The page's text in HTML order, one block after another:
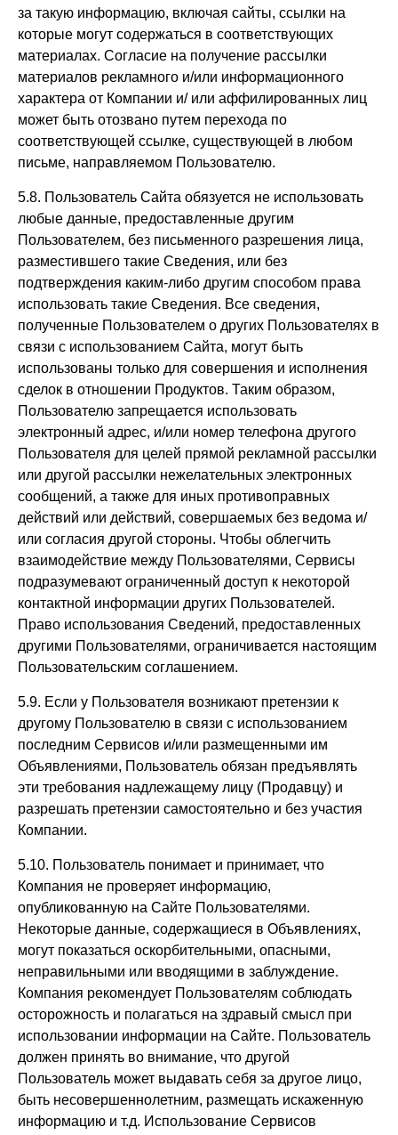
за такую информацию, включая сайты, ссылки на
которые могут содержаться в соответствующих
материалах. Согласие на получение рассылки
материалов рекламного и/или информационного
характера от Компании и/ или аффилированных лиц
может быть отозвано путем перехода по
соответствующей ссылке, существующей в любом
письме, направляемом Пользователю.
5.8. Пользователь Сайта обязуется не использовать
любые данные, предоставленные другим
Пользователем, без письменного разрешения лица,
разместившего такие Сведения, или без
подтверждения каким-либо другим способом права
использовать такие Сведения. Все сведения,
полученные Пользователем о других Пользователях в
связи с использованием Сайта, могут быть
использованы только для совершения и исполнения
сделок в отношении Продуктов. Таким образом,
Пользователю запрещается использовать
электронный адрес, и/или номер телефона другого
Пользователя для целей прямой рекламной рассылки
или другой рассылки нежелательных электронных
сообщений, а также для иных противоправных
действий или действий, совершаемых без ведома и/
или согласия другой стороны. Чтобы облегчить
взаимодействие между Пользователями, Сервисы
подразумевают ограниченный доступ к некоторой
контактной информации других Пользователей.
Право использования Сведений, предоставленных
другими Пользователями, ограничивается настоящим
Пользовательским соглашением.
5.9. Если у Пользователя возникают претензии к
другому Пользователю в связи с использованием
последним Сервисов и/или размещенными им
Объявлениями, Пользователь обязан предъявлять
эти требования надлежащему лицу (Продавцу) и
разрешать претензии самостоятельно и без участия
Компании.
5.10. Пользователь понимает и принимает, что
Компания не проверяет информацию,
опубликованную на Сайте Пользователями.
Некоторые данные, содержащиеся в Объявлениях,
могут показаться оскорбительными, опасными,
неправильными или вводящими в заблуждение.
Компания рекомендует Пользователям соблюдать
осторожность и полагаться на здравый смысл при
использовании информации на Сайте. Пользователь
должен принять во внимание, что другой
Пользователь может выдавать себя за другое лицо,
быть несовершеннолетним, размещать искаженную
информацию и т.д. Использование Сервисов